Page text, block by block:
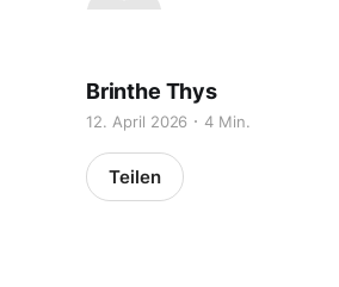
Brinthe Thys
12. April 2026 4 Min.
Teilen